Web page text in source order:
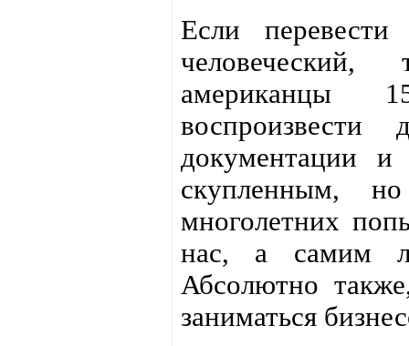
Если
американцы
воспроизвести
документации
скупленным,
многолетних
нас, а самим
Абсолютно
заниматься